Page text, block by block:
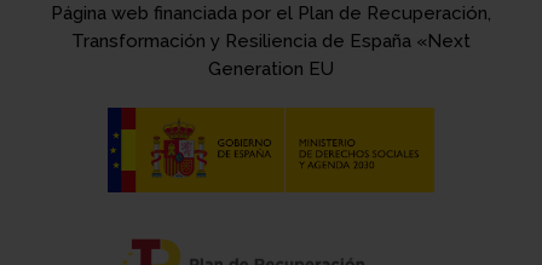
Página web financiada por el Plan de Recuperación,
Transformación y Resiliencia de España «Next
Generation EU